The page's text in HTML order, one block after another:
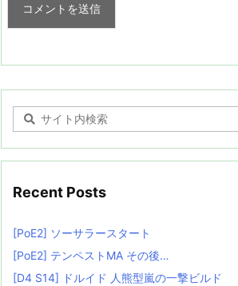
Recent Posts
[PoE2] ソーサラースタート
[PoE2] テンペストMA その後…
[D4 S14] ドルイド 人熊型嵐の一撃ビルド